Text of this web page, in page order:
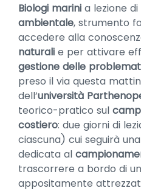
Biologi marini a lezione di
ambientale, strumento
accedere alla
naturali e per attivare
gestione delle
preso il via questa
dell’università
teorico-pratico sul
costiero: due giorni di
ciascuna) cui seguirà
dedicata al
trascorrere a bordo di
appositamente